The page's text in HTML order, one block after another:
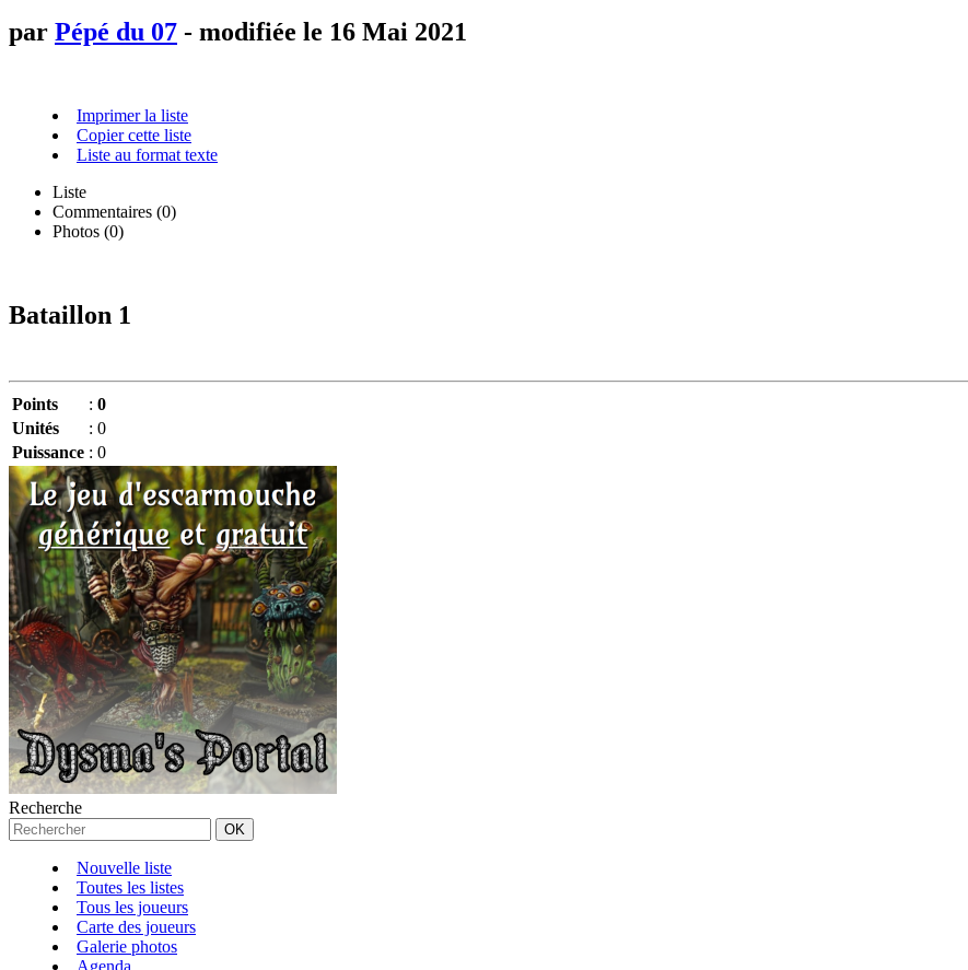
par Pépé du 07 - modifiée le 16 Mai 2021
Imprimer la liste
Copier cette liste
Liste au format texte
Liste
Commentaires (0)
Photos (0)
Bataillon 1
Points : 0
Unités
: 0
Puissance : 0
Recherche
Nouvelle liste
Toutes les listes
Tous les joueurs
Carte des joueurs
Galerie photos
Agenda